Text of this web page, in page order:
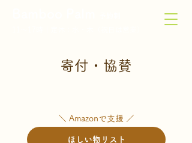
寄付・協賛
＼ Amazonで支援 ／
ほしい物リスト